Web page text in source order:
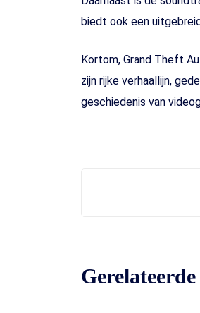
biedt ook een
Kortom, Grand Theft
zijn rijke verhaallijn,
geschiedenis van